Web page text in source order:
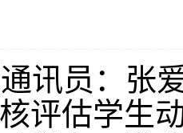
员：张
评估学生